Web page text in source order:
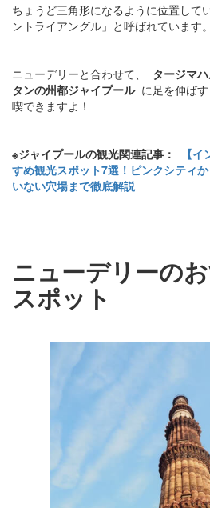
ちょうど三角形になるように位置して
ントライアングル」と呼ばれています。
ニューデリーと合わせて、 タージマ
タンの州都ジャイプール に足を伸ば
喫できますよ！
※ジャイプールの観光関連記事：
【
すめ観光スポット7選！ピンクシティ
いない穴場まで徹底解説
ニューデリーの
スポット